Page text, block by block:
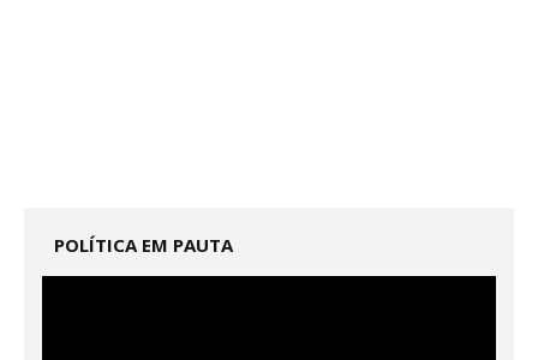
POLÍTICA EM PAUTA